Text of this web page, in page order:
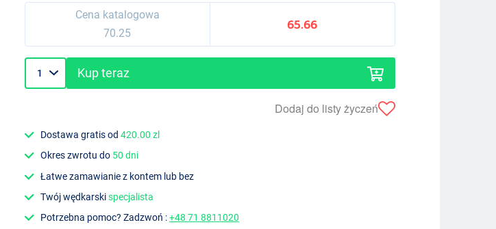
Cena katalogowa
70.25
65.66
Kup teraz
Dodaj do listy życzeń
Dostawa gratis od420.00 zl
Okres zwrotu do 50 dni
Łatwe zamawianie z kontem lub bez
Twój wędkarskispecjalista
Potrzebna pomoc? Zadzwoń :+48 71 8811020